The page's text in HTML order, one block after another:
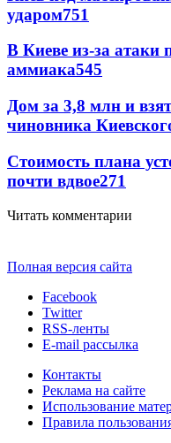
ударом751
В Киеве из-за атаки
аммиака545
Дом за 3,8 млн и
чиновника
Стоимость плана
почти вдвое271
Читать комментарии
Полная версия сайта
Facebook
Twitter
RSS-ленты
E-mail рассылка
Контакты
Реклама на сайте
Использование
Правила